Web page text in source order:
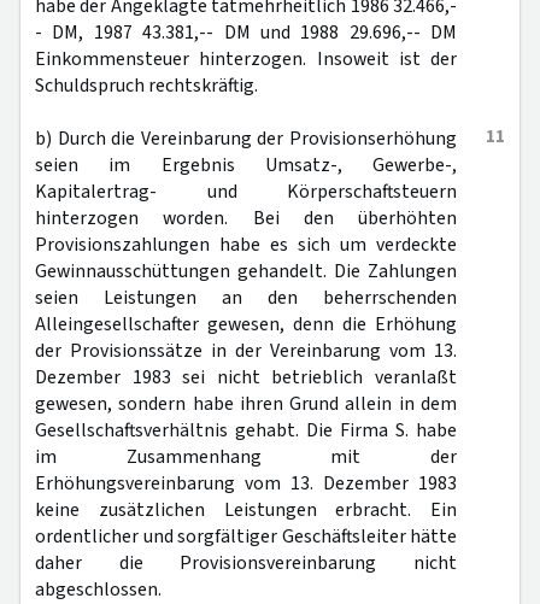
habe der Angeklagte tatmehrheitlich 1986 32.466,-
- DM, 1987 43.381,-- DM und 1988 29.696,-- DM
Einkommensteuer hinterzogen. Insoweit ist der
Schuldspruch rechtskräftig.
11
b) Durch die Vereinbarung der Provisionserhöhung
seien im Ergebnis Umsatz-, Gewerbe-,
Kapitalertrag- und Körperschaftsteuern
hinterzogen worden. Bei den überhöhten
Provisionszahlungen habe es sich um verdeckte
Gewinnausschüttungen gehandelt. Die Zahlungen
seien Leistungen an den beherrschenden
Alleingesellschafter gewesen, denn die Erhöhung
der Provisionssätze in der Vereinbarung vom 13.
Dezember 1983 sei nicht betrieblich veranlaßt
gewesen, sondern habe ihren Grund allein in dem
Gesellschaftsverhältnis gehabt. Die Firma S. habe
im Zusammenhang mit der
Erhöhungsvereinbarung vom 13. Dezember 1983
keine zusätzlichen Leistungen erbracht. Ein
ordentlicher und sorgfältiger Geschäftsleiter hätte
daher die Provisionsvereinbarung nicht
abgeschlossen.